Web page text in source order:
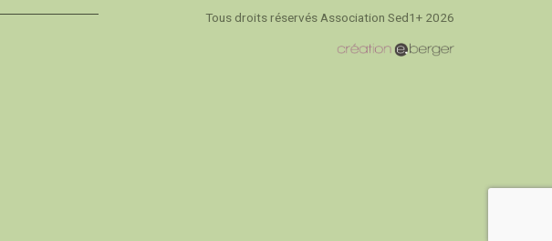
Tous droits réservés Association Sed1+ 2026